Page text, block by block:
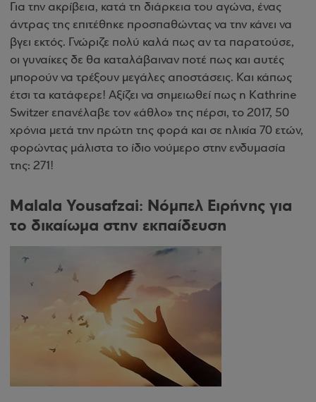
Για την ακρίβεια, κατά τη διάρκεια του αγώνα, ένας
άντρας της επιτέθηκε προσπαθώντας να την κάνει να
βγει εκτός. Γνώριζε πολύ καλά πως αν τα παρατούσε,
οι γυναίκες δε θα καταλάβαιναν ποτέ πως και αυτές
μπορούν να τρέξουν μεγάλες αποστάσεις. Και κάπως
έτσι τα κατάφερε! Αξίζει να σημειωθεί πως η Kathrine
Switzer επανέλαβε τον «άθλο» της πέρσι, το 2017, 50
χρόνια μετά την πρώτη της φορά και σε ηλικία 70 ετών,
φορώντας μάλιστα το ίδιο νούμερο στην ενδυμασία
της: 271!
Malala Yousafzai: Νόμπελ Ειρήνης για
το δικαίωμα στην εκπαίδευση